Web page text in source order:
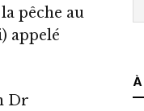
pêche au
appelé
Dr